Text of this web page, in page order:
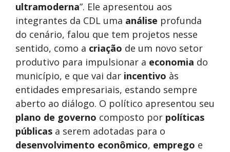
ultramoderna”. Ele apresentou aos
integrantes da CDL uma análise profunda
do cenário, falou que tem projetos nesse
sentido, como a criação de um novo setor
produtivo para impulsionar a economia do
município, e que vai dar incentivo às
entidades empresariais, estando sempre
aberto ao diálogo. O político apresentou seu
plano de governo composto por políticas
públicas a serem adotadas para o
desenvolvimento econômico, emprego e